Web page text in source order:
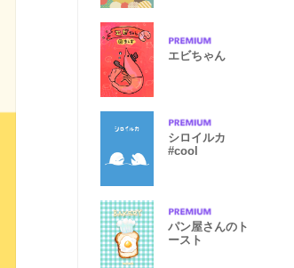
エビちゃん
シロイルカ
#cool
パン屋さんのト
ースト